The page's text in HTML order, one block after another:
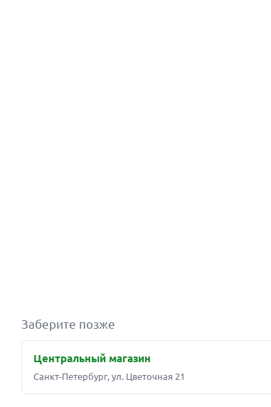
Заберите позже
Центральный магазин
Санкт-Петербург, ул. Цветочная 21